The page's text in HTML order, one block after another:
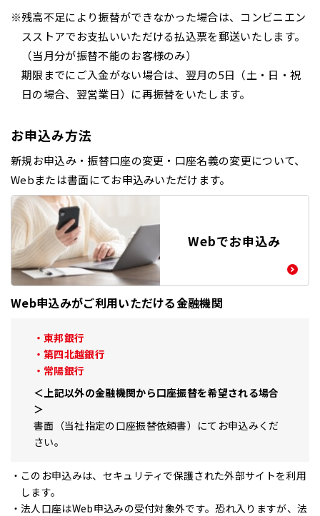
残高不足により振替ができなかった場合は、コンビニエン
スストアでお支払いいただける払込票を郵送いたします。
（当月分が振替不能のお客様のみ）
期限までにご入金がない場合は、翌月の5日（土・日・祝
日の場合、翌営業日）に再振替をいたします。
お申込み方法
新規お申込み・振替口座の変更・口座名義の変更について、
Webまたは書面にてお申込みいただけます。
Webでお申込み
Web申込みがご利用いただける金融機関
東邦銀行
第四北越銀行
常陽銀行
上記以外の金融機関から口座振替を希望される場合
書面（当社指定の口座振替依頼書）にてお申込みくだ
さい。
このお申込みは、セキュリティで保護された外部サイトを利用
します。
法人口座はWeb申込みの受付対象外です。恐れ入りますが、法